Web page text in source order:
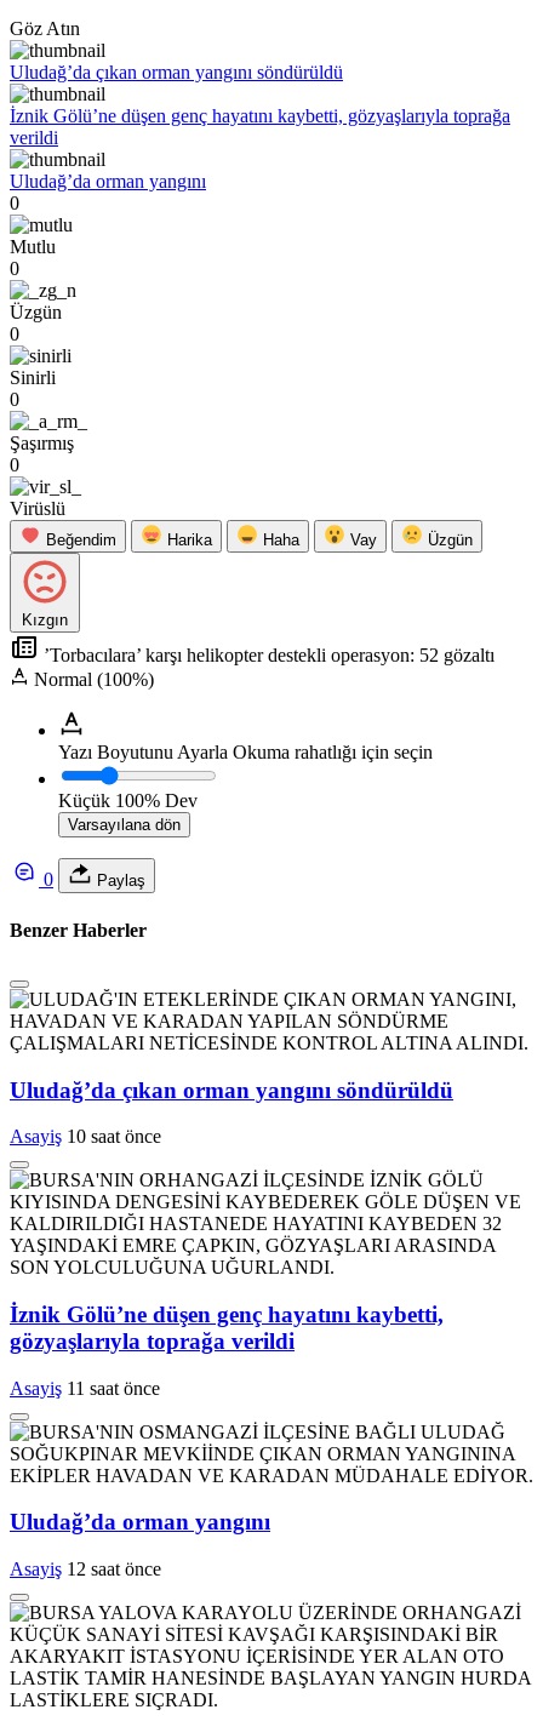
Göz Atın
Uludağ’da çıkan orman yangını söndürüldü
İznik Gölü’ne düşen genç hayatını kaybetti, gözyaşlarıyla toprağa
verildi
Uludağ’da orman yangını
0
Mutlu
0
Üzgün
0
Sinirli
0
Şaşırmış
0
Virüslü
Beğendim Harika Haha Vay Üzgün
Kızgın
’Torbacılara’ karşı helikopter destekli operasyon: 52 gözaltı
Normal (100%)
Yazı Boyutunu Ayarla Okuma rahatlığı için seçin
Küçük 100% Dev
Varsayılana dön
0 Paylaş
Benzer Haberler
Uludağ’da çıkan orman yangını söndürüldü
Asayiş 10 saat önce
İznik Gölü’ne düşen genç hayatını kaybetti,
gözyaşlarıyla toprağa verildi
Asayiş 11 saat önce
Uludağ’da orman yangını
Asayiş 12 saat önce